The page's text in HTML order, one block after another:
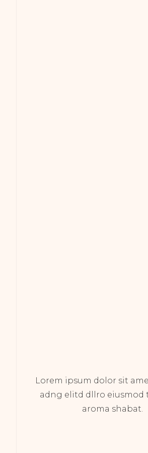
Lorem ipsum dolor sit
adng elitd dllro eiusmod
aroma shabat.